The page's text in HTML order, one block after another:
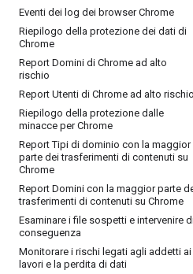
Eventi dei log dei browser Chrome
Riepilogo della protezione dei dati di
Chrome
Report Domini di Chrome ad alto
rischio
Report Utenti di Chrome ad alto rischio
Riepilogo della protezione dalle
minacce per Chrome
Report Tipi di dominio con la maggior
parte dei trasferimenti di contenuti su
Chrome
Report Domini con la maggior parte
trasferimenti di contenuti su Chrome
Esaminare i file sospetti e intervenire
conseguenza
Monitorare i rischi legati agli addetti ai
lavori e la perdita di dati
Prova
Aumenta la
con l'AI
Documentazione e formazione
Centri assistenza
Guide per gli sviluppatori